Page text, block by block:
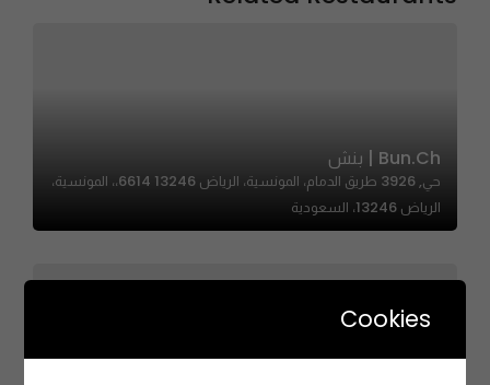
Bun.ch | بنش
حي, 3926 طريق الدمام، المونسية، الرياض 13246 6614،، المونسية،
الرياض 13246، السعودية
Cookies